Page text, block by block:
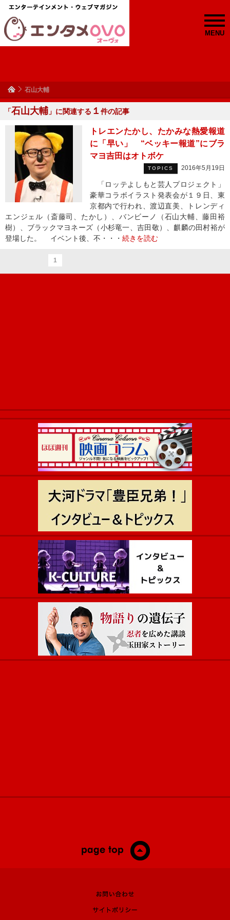
MENU
石山大輔
「石山大輔 」に関連する １ 件の記事
トレエンたかし、たかみな熱愛報道
に「早い」 “ベッキー報道”にブラ
マヨ吉田はオトボケ
TOPICS 2016年5月19日
「ロッテよしもと芸人プロジェクト」
豪華コラボイラスト発表会が１９日、東
京都内で行われ、渡辺直美、トレンディ
エンジェル（斎藤司、たかし）、バンビーノ（石山大輔、藤田裕
樹）、ブラックマヨネーズ（小杉竜一、吉田敬）、麒麟の田村裕が
登場した。 イベント後、不・・・ 続きを読む
1